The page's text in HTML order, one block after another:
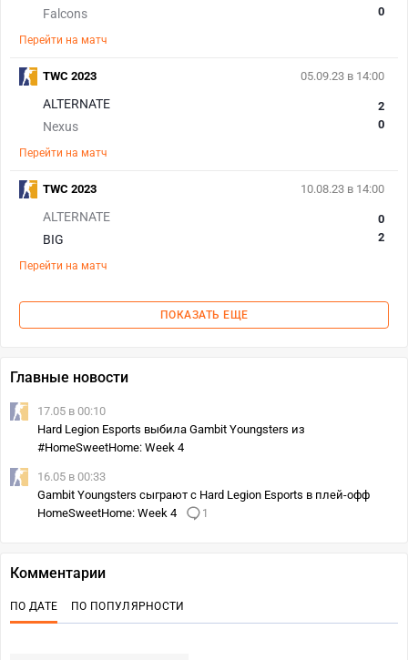
Falcons 0
Перейти на матч
05.09.23 в 14:00
ALTERNATE
Nexus
2
0
Перейти на матч
TWC 2023
10.08.23 в 14:00
ALTERNATE
BIG
0
2
Перейти на матч
TWC 2023
ПОКАЗАТЬ ЕЩЕ
Главные новости
17.05 в 00:10
Hard Legion Esports выбила Gambit Youngsters из
#HomeSweetHome: Week 4
16.05 в 00:33
Gambit Youngsters сыграют с Hard Legion Esports в плей-офф
HomeSweetHome: Week 4
1
Комментарии
ПО ДАТЕ ПО ПОПУЛЯРНОСТИ